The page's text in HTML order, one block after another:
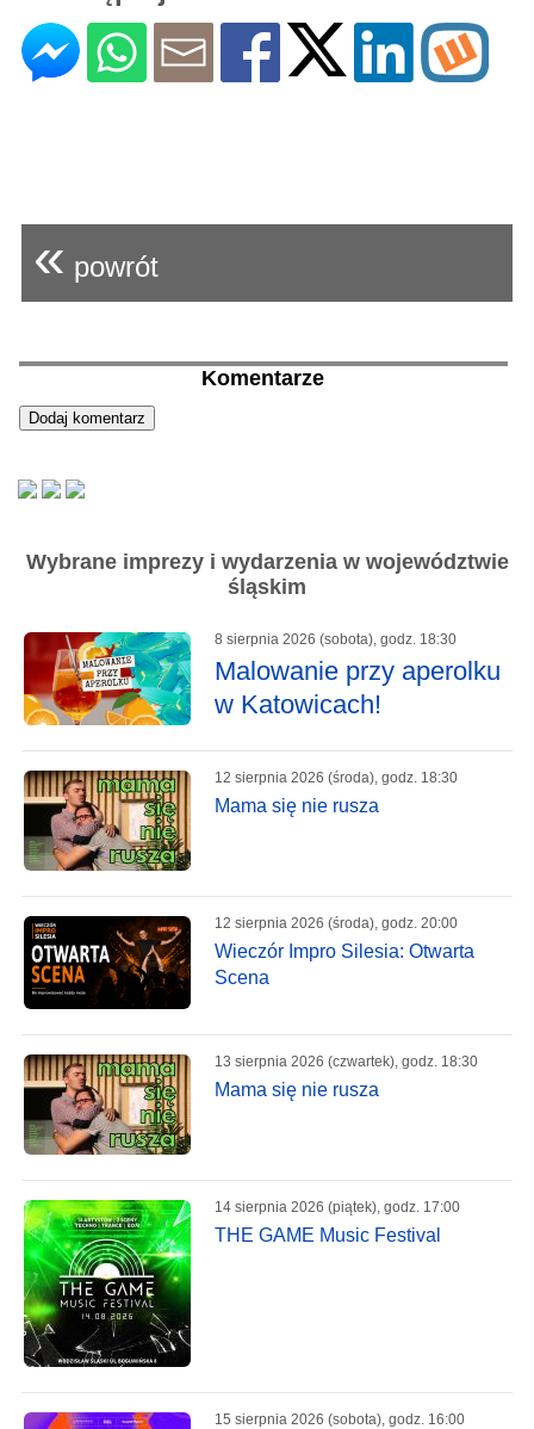
« powrót
Komentarze
Wybrane imprezy i wydarzenia w województwie
śląskim
8 sierpnia 2026 (sobota), godz. 18:30
Malowanie przy aperolku
w Katowicach!
12 sierpnia 2026 (środa), godz. 18:30
Mama się nie rusza
12 sierpnia 2026 (środa), godz. 20:00
Wieczór Impro Silesia: Otwarta
Scena
13 sierpnia 2026 (czwartek), godz. 18:30
Mama się nie rusza
14 sierpnia 2026 (piątek), godz. 17:00
THE GAME Music Festival
15 sierpnia 2026 (sobota), godz. 16:00